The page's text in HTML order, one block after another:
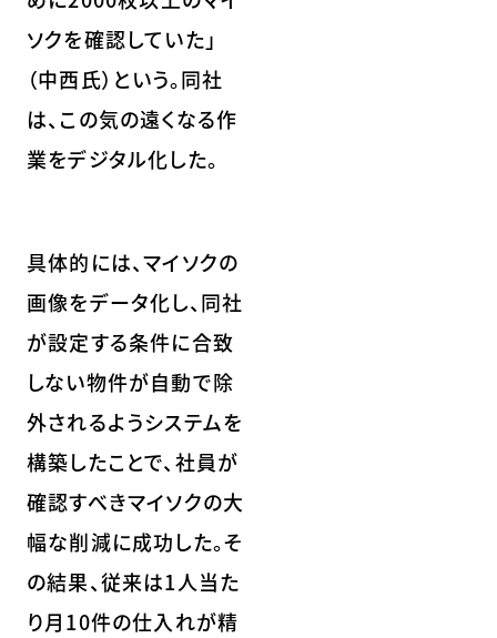
ソクを確認していた」
（中西氏）という。同社
は、この気の遠くなる作
業をデジタル化した。
具体的には、マイソクの
画像をデータ化し、同社
が設定する条件に合致
しない物件が自動で除
外されるようシステムを
構築したことで、社員が
確認すべきマイソクの大
幅な削減に成功した。そ
の結果、従来は1人当た
り月10件の仕入れが精